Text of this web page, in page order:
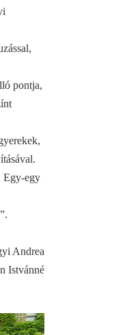
pontja,
Egy-egy
Andrea
Istvánné